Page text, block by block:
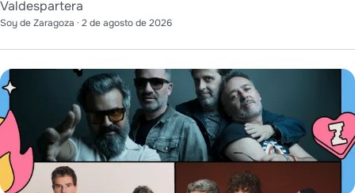
Valdespartera
Soy de Zaragoza · 2 de agosto de 2026